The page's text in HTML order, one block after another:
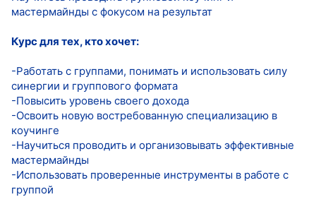
мастермайнды с фокусом на результат
Курс для тех, кто хочет:
-Работать с группами, понимать и использовать силу
синергии и группового формата
-Повысить уровень своего дохода
-Освоить новую востребованную специализацию в
коучинге
-Научиться проводить и организовывать эффективные
мастермайнды
-Использовать проверенные инструменты в работе с
группой